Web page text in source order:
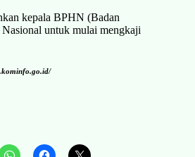
kepala BPHN (Badan
untuk mulai mengkaji